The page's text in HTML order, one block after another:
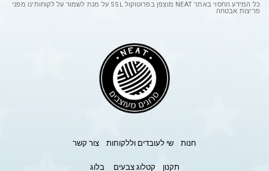
כל המידע החסוי באתר NEAT מוצפן בפרוטוקול SSL על מנת לשמור על לקוחותינו מפני
פריצות אבטחה
חנות שי לעובדים וללקוחות צור קשר
תקנון קטלוג צבעים בלוג